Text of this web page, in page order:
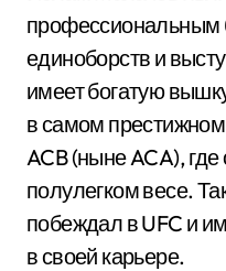
единоборств и
имеет богатую
в самом
ACB (ныне ACA),
полулегком весе.
побеждал в UFC и
в своей карьере.